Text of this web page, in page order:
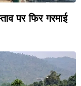
पर फिर गरमाई